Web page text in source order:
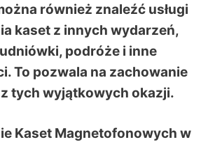
również znaleźć usługi
kaset z innych wydarzeń,
podróże i inne
To pozwala na zachowanie
tych wyjątkowych okazji.
Kaset Magnetofonowych w